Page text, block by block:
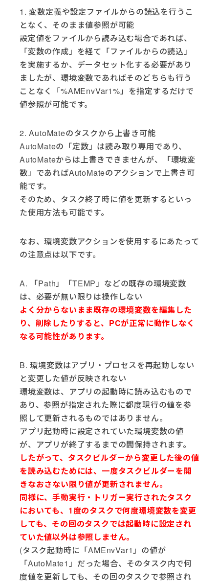
1. 変数定義や設定ファイルからの読込を行うこ
となく、そのまま値参照が可能
設定値をファイルから読み込む場合であれば、
「変数の作成」を経て「ファイルからの読込」
を実施するか、データセット化する必要があり
ましたが、環境変数であればそのどちらも行う
ことなく「%AMEnvVar1%」を指定するだけで
値参照が可能です。
2. AutoMateのタスクから上書き可能
AutoMateの「定数」は読み取り専用であり、
AutoMateからは上書きできませんが、「環境変
数」であればAutoMateのアクションで上書き可
能です。
そのため、タスク終了時に値を更新するといっ
た使用方法も可能です。
なお、環境変数アクションを使用するにあたって
の注意点は以下です。
A. 「Path」「TEMP」などの既存の環境変数
は、必要が無い限りは操作しない
よく分からないまま既存の環境変数を編集した
り、削除したりすると、PCが正常に動作しなく
なる可能性があります。
B. 環境変数はアプリ・プロセスを再起動しない
と変更した値が反映されない
環境変数は、アプリの起動時に読み込むもので
あり、参照が指定された際に都度現行の値を参
照して更新されるものではありません。
アプリ起動時に設定されていた環境変数の値
が、アプリが終了するまでの間保持されます。
したがって、タスクビルダーから変更した後の値
を読み込むためには、一度タスクビルダーを開
きなおさない限り値が更新されません。
同様に、手動実行・トリガー実行されたタスク
においても、1度のタスクで何度環境変数を変更
しても、その回のタスクでは起動時に設定され
ていた値以外は参照しません。
(タスク起動時に「AMEnvVar1」の値が
「AutoMate1」だった場合、そのタスク内で何
度値を更新しても、その回のタスクで参照され